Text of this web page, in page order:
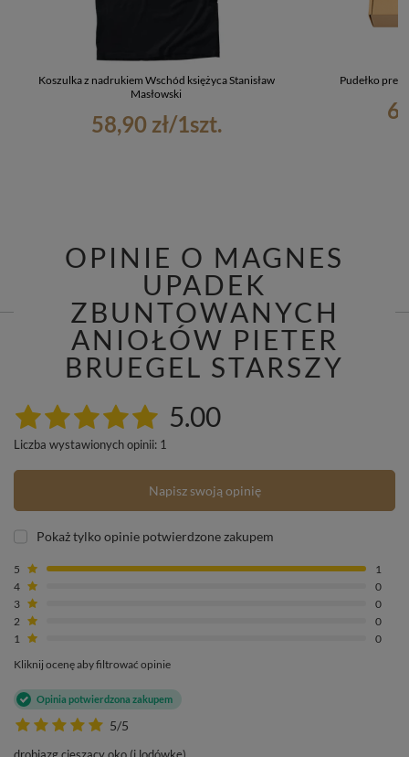
Koszulka z nadrukiem Wschód księżyca Stanisław
Masłowski
58,90 zł/1szt.
Pudełko
OPINIE O MAGNES
UPADEK
ZBUNTOWANYCH
ANIOŁÓW PIETER
BRUEGEL STARSZY
5.00
Liczba wystawionych opinii: 1
Napisz swoją opinię
Pokaż tylko opinie potwierdzone zakupem
5
1
4
0
3
0
2
0
1
0
Kliknij ocenę aby filtrować opinie
5/5
Opinia potwierdzona zakupem